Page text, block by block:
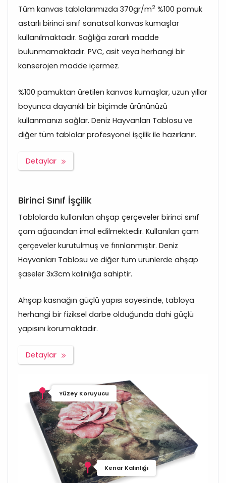
Tüm kanvas tablolarımızda 370gr/m2 %100 pamuk
astarlı birinci sınıf sanatsal kanvas kumaşlar
kullanılmaktadır. Sağlığa zararlı madde
bulunmamaktadır. PVC, asit veya herhangi bir
kanserojen madde içermez.
%100 pamuktan üretilen kanvas kumaşlar, uzun yıllar
boyunca dayanıklı bir biçimde ürününüzü
kullanmanızı sağlar. Deniz Hayvanları Tablosu ve
diğer tüm tablolar profesyonel işçilik ile hazırlanır.
Detaylar
Birinci Sınıf İşçilik
Tablolarda kullanılan ahşap çerçeveler birinci sınıf
çam ağacından imal edilmektedir. Kullanılan çam
çerçeveler kurutulmuş ve fırınlanmıştır. Deniz
Hayvanları Tablosu ve diğer tüm ürünlerde ahşap
şaseler 3x3cm kalınlığa sahiptir.
Ahşap kasnağın güçlü yapısı sayesinde, tabloya
herhangi bir fiziksel darbe olduğunda dahi güçlü
yapısını korumaktadır.
Detaylar
Yüzey Koruyucu
Kenar Kalınlığı